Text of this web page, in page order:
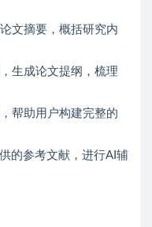
文摘要，概括研究内
生成论文提纲，梳理
帮助用户构建完整的
的参考文献，进行AI辅